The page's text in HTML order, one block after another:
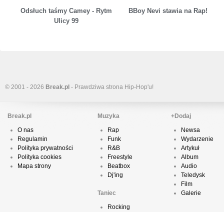
Odsłuch taśmy Camey - Rytm
Ulicy 99
BBoy Nevi stawia na Rap!
© 2001 - 2026 Break.pl - Prawdziwa strona Hip-Hop'u!
Break.pl
O nas
Regulamin
Polityka prywatności
Polityka cookies
Mapa strony
Muzyka
Rap
Funk
R&B
Freestyle
Beatbox
Dj'ing
Taniec
Rocking
+Dodaj
Newsa
Wydarzenie
Artykuł
Album
Audio
Teledysk
Film
Galerie